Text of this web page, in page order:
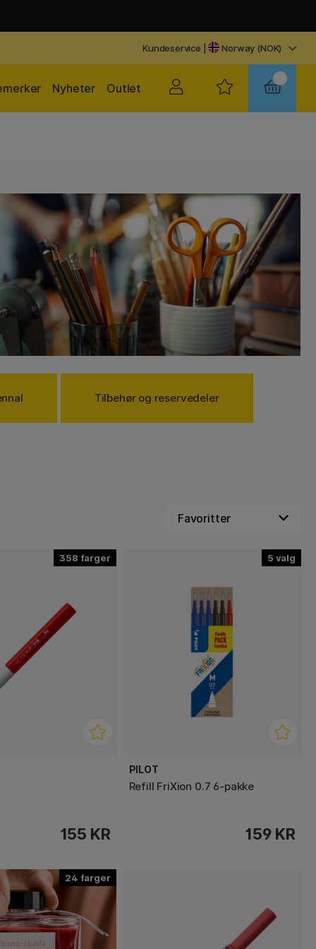
Kundeservice | Norway (NOK)
Outlet
Nyheter
Tilbehør og reservedeler
358
155 KR
5
PILOT
Refill FriXion 0.7 6-pakke
159 KR
24